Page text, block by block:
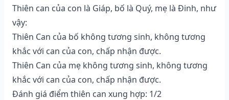
Thiên can của con là Giáp, bố là Quý, mẹ là Đinh, như
vậy:
Thiên Can của bố không tương sinh, không tương
khắc với can của con, chấp nhận được.
Thiên Can của mẹ không tương sinh, không tương
khắc với can của con, chấp nhận được.
Đánh giá điểm thiên can xung hợp: 1/2